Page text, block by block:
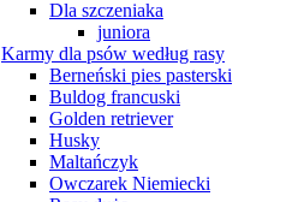
Dla szczeniaka
juniora
Karmy dla psów według rasy
Berneński pies pasterski
Buldog francuski
Golden retriever
Husky
Maltańczyk
Owczarek Niemiecki